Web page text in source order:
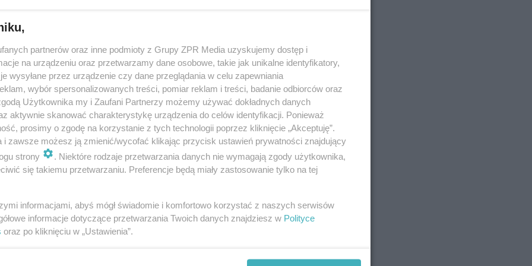
skrócą się kolejki do testów? Ruszają nowe
punkty pobrań [AUDIO]
przybywa zakażonych mieszkańców. Tylko ostatnie dwa dni to prawie 400
koronawirusa w mieście. Dwa mobilne punkty pobrań nie wystarczą do
osobom ze skierow…
dodano 22-10-2020
do punktów wymazowych w Toruniu. Czynne są po dwie
dziennie [WIDEO, GALERIE]
z bezpłatnymi testami ze skierowania - przy ulicach Grudziądzkiej 51 i
partnerów oraz inne podmioty z Grupy ZPR Media uzyskujemy dostęp i
na urządzeniu oraz przetwarzamy dane osobowe, takie jak unikalne identyfikatory,
wysyłane przez urządzenie czy dane przeglądania w celu zapewniania
wybór spersonalizowanych treści, pomiar reklam i treści, badanie odbiorców oraz
Użytkownika my i Zaufani Partnerzy możemy używać dokładnych danych
aktywnie skanować charakterystykę urządzenia do celów identyfikacji. Ponieważ
prosimy o zgodę na korzystanie z tych technologii poprzez kliknięcie „Akceptuję”.
i zawsze możesz ją zmienić/wycofać klikając przycisk ustawień prywatności znajdujący
strony
. Niektóre rodzaje przetwarzania danych nie wymagają zgody użytkownika,
się takiemu przetwarzaniu. Preferencje będą miały zastosowanie tylko na tej
informacjami, abyś mógł świadomie i komfortowo korzystać z naszych serwisów
informacje dotyczące przetwarzania Twoich danych znajdziesz w Polityce
oraz po kliknięciu w „Ustawienia”.